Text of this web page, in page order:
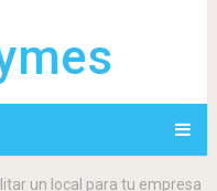
un local para tu empresa